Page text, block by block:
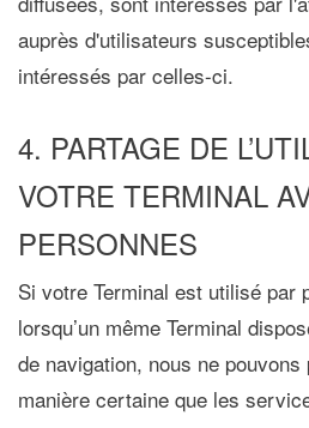
auprès d'utilisateurs
intéressés par celles-ci.
4. PARTAGE DE
VOTRE TERMINAL
PERSONNES
Si votre Terminal est utilisé par
lorsqu’un même Terminal
de navigation, nous ne
manière certaine que les